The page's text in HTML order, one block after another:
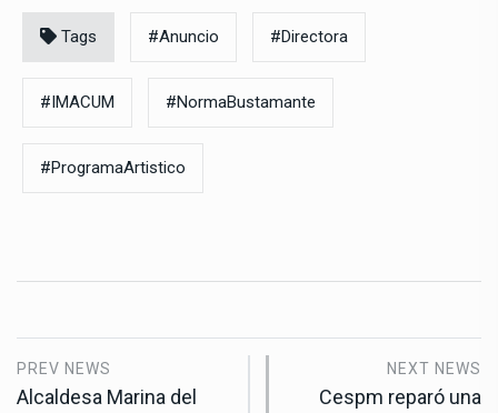
Tags #Anuncio #Directora
#IMACUM #NormaBustamante
#ProgramaArtistico
PREV NEWS
Alcaldesa Marina del
NEXT NEWS
Cespm reparó una